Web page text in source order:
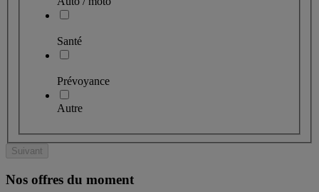
Santé
Prévoyance
Autre
Suivant
Nos offres du moment